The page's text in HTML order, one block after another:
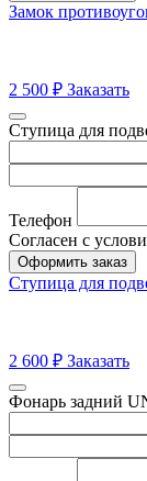
Замок
2 500 ₽ Заказать
Ступица для
Телефон
Согласен с
Оформить заказ
Ступица для
2 600 ₽ Заказать
Фонарь задний